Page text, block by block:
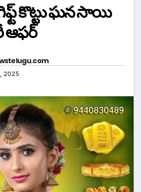
గిఫ్ట్ కొట్టు ఘన సాయి
ఆఫర్
2025